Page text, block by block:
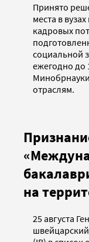
Принято
места в
кадровых
социальной
ежегодно до
отраслям.
на
25 августа